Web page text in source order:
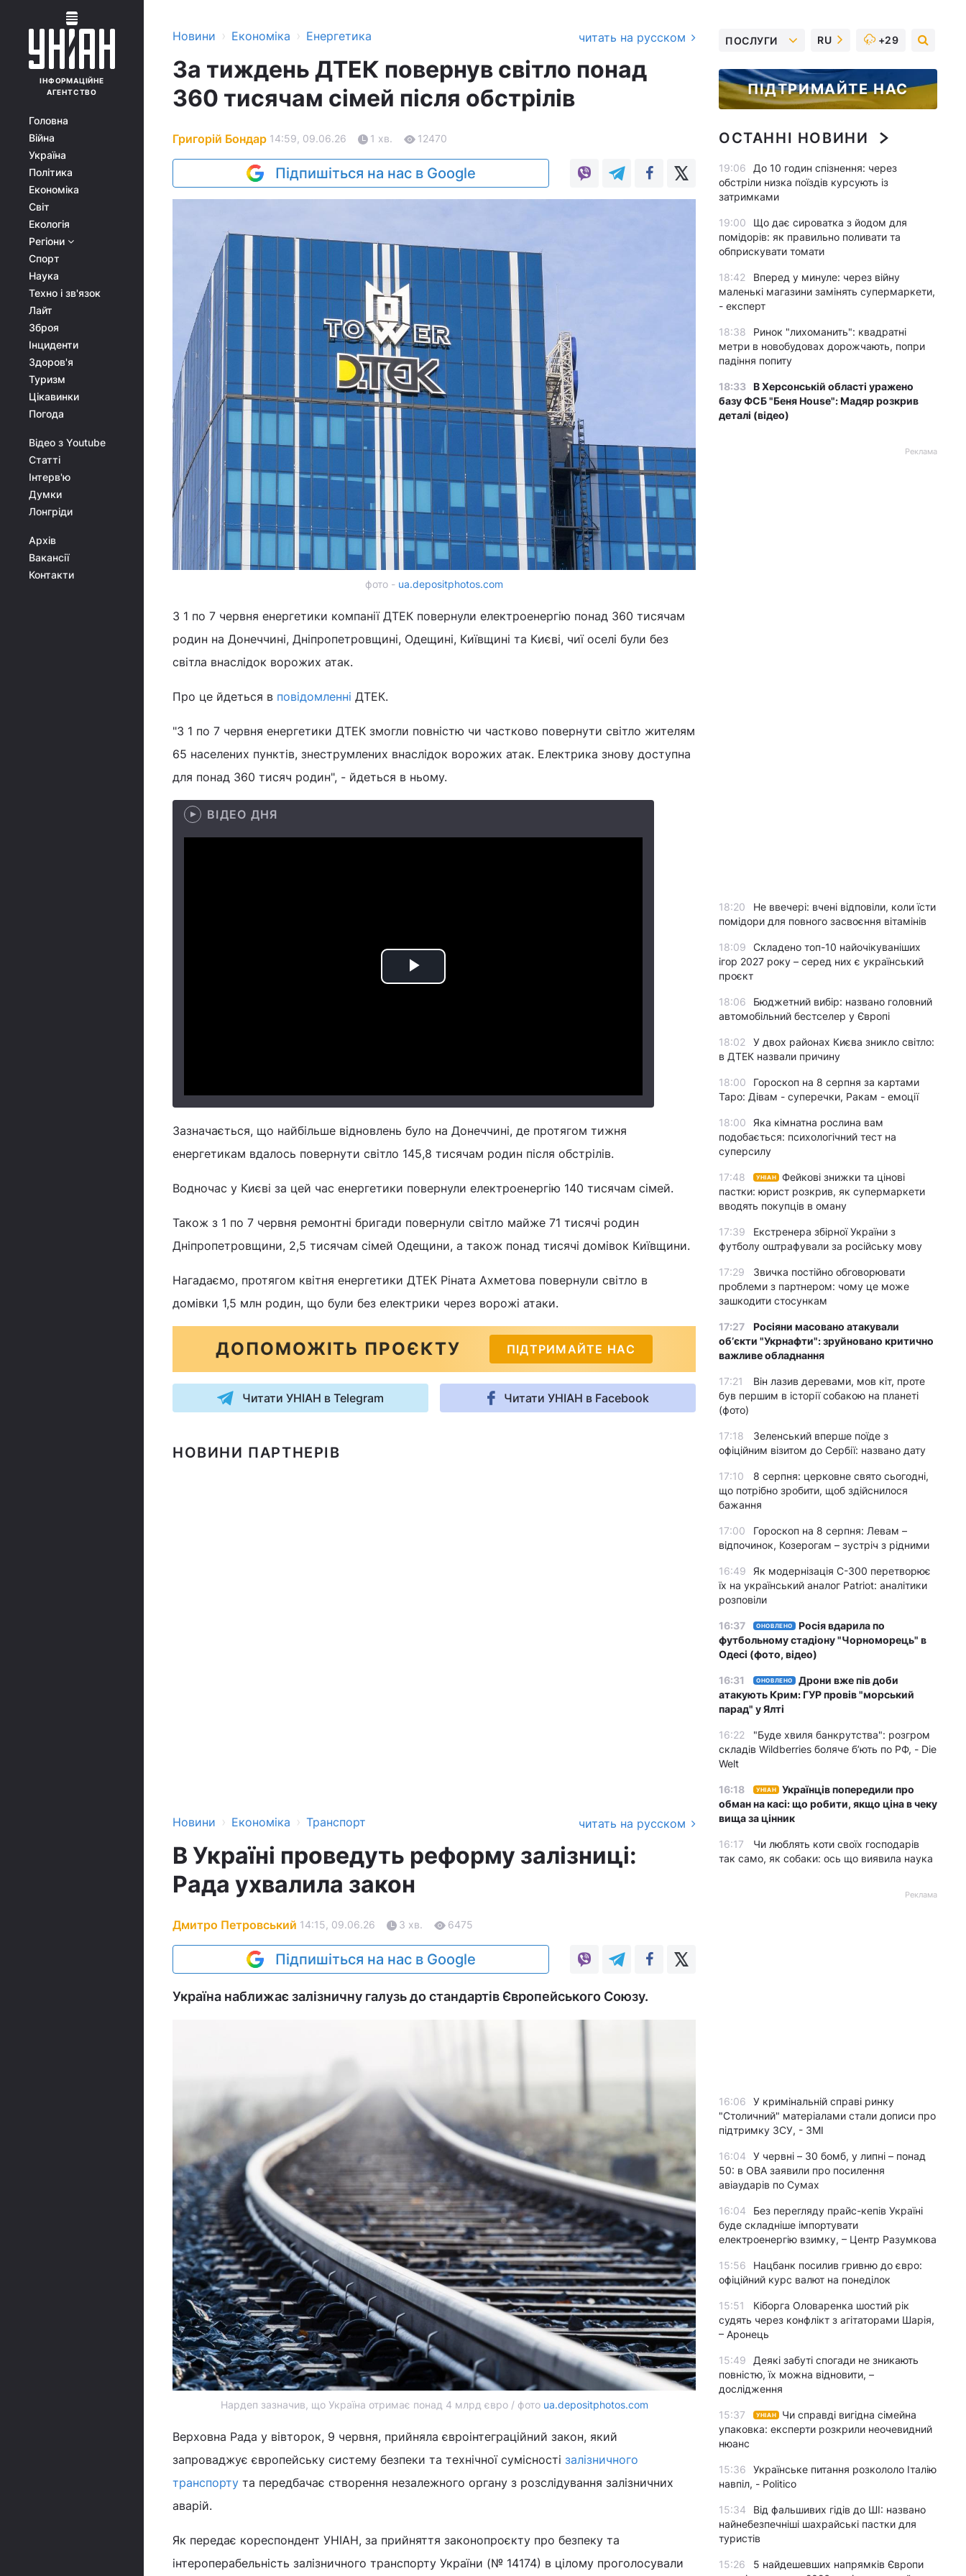
ІНФОРМАЦІЙНЕ
АГЕНТСТВО
Головна
Війна
Україна
Політика
Економіка
Світ
Екологія
Регіони
Спорт
Наука
Техно і зв'язок
Лайт
Зброя
Інциденти
Здоров'я
Туризм
Цікавинки
Погода
Відео з Youtube
Статті
Інтерв'ю
Думки
Лонгріди
Архів
Вакансії
Контакти
Новини › Економіка › Енергетика читать на русском
За тиждень ДТЕК повернув світло понад
360 тисячам сімей після обстрілів
Григорій Бондар 14:59, 09.06.26 1 хв. 12470
Підпишіться на нас в Google
фото - ua.depositphotos.com
З 1 по 7 червня енергетики компанії ДТЕК повернули електроенергію понад 360 тисячам
родин на Донеччині, Дніпропетровщині, Одещині, Київщині та Києві, чиї оселі були без
світла внаслідок ворожих атак.
Про це йдеться в повідомленні ДТЕК.
"З 1 по 7 червня енергетики ДТЕК змогли повністю чи частково повернути світло жителям
65 населених пунктів, знеструмлених внаслідок ворожих атак. Електрика знову доступна
для понад 360 тисяч родин", - йдеться в ньому.
ВІДЕО ДНЯ
Play
Зазначається, що найбільше відновлень було на Донеччині, де протягом тижня
енергетикам вдалось повернути світло 145,8 тисячам родин після обстрілів.
Водночас у Києві за цей час енергетики повернули електроенергію 140 тисячам сімей.
Також з 1 по 7 червня ремонтні бригади повернули світло майже 71 тисячі родин
Дніпропетровщини, 2,5 тисячам сімей Одещини, а також понад тисячі домівок Київщини.
Нагадаємо, протягом квітня енергетики ДТЕК Ріната Ахметова повернули світло в
домівки 1,5 млн родин, що були без електрики через ворожі атаки.
ДОПОМОЖІТЬ ПРОЄКТУ ПІДТРИМАЙТЕ НАС
Читати УНІАН в Telegram Читати УНІАН в Facebook
НОВИНИ ПАРТНЕРІВ
Новини › Економіка › Транспорт читать на русском
В Україні проведуть реформу залізниці:
Рада ухвалила закон
Дмитро Петровський 14:15, 09.06.26 3 хв. 6475
Підпишіться на нас в Google
Україна наближає залізничну галузь до стандартів Європейського Союзу.
Нардеп зазначив, що Україна отримає понад 4 млрд євро / фото ua.depositphotos.com
Верховна Рада у вівторок, 9 червня, прийняла євроінтеграційний закон, який
запроваджує європейську систему безпеки та технічної сумісності залізничного
транспорту та передбачає створення незалежного органу з розслідування залізничних
аварій.
Як передає кореспондент УНІАН, за прийняття законопроєкту про безпеку та
інтероперабельність залізничного транспорту України (№ 14174) в цілому проголосували
ПОСЛУГИ RU +29
ПІДТРИМАЙТЕ НАС
ОСТАННІ НОВИНИ
19:06
До 10 годин спізнення: через
обстріли низка поїздів курсують із
затримками
19:00
Що дає сироватка з йодом для
помідорів: як правильно поливати та
обприскувати томати
18:42
Вперед у минуле: через війну
маленькі магазини замінять супермаркети,
- експерт
18:38
Ринок "лихоманить": квадратні
метри в новобудовах дорожчають, попри
падіння попиту
18:33 В Херсонській області уражено
базу ФСБ "Беня House": Мадяр розкрив
деталі (відео)
Реклама
18:20
Не ввечері: вчені відповіли, коли їсти
помідори для повного засвоєння вітамінів
18:09
Складено топ-10 найочікуваніших
ігор 2027 року – серед них є український
проєкт
18:06
Бюджетний вибір: названо головний
автомобільний бестселер у Європі
18:02
У двох районах Києва зникло світло:
в ДТЕК назвали причину
18:00
Гороскоп на 8 серпня за картами
Таро: Дівам - суперечки, Ракам - емоції
18:00
Яка кімнатна рослина вам
подобається: психологічний тест на
суперсилу
17:48 УНІАН
Фейкові знижки та цінові
пастки: юрист розкрив, як супермаркети
вводять покупців в оману
17:39
Екстренера збірної України з
футболу оштрафували за російську мову
17:29
Звичка постійно обговорювати
проблеми з партнером: чому це може
зашкодити стосункам
17:27
Росіяни масовано атакували
обʼєкти "Укрнафти": зруйновано критично
важливе обладнання
17:21
Він лазив деревами, мов кіт, проте
був першим в історії собакою на планеті
(фото)
17:18
Зеленський вперше поїде з
офіційним візитом до Сербії: названо дату
17:10
8 серпня: церковне свято сьогодні,
що потрібно зробити, щоб здійснилося
бажання
17:00
Гороскоп на 8 серпня: Левам –
відпочинок, Козерогам – зустріч з рідними
16:49
Як модернізація С-300 перетворює
їх на український аналог Patriot: аналітики
розповіли
16:37 ОНОВЛЕНО
Росія вдарила по
футбольному стадіону "Чорноморець" в
Одесі (фото, відео)
16:31 ОНОВЛЕНО
Дрони вже пів доби
атакують Крим: ГУР провів "морський
парад" у Ялті
16:22
"Буде хвиля банкрутства": розгром
складів Wildberries боляче бʼють по РФ, - Die
Welt
16:18 УНІАН
Українців попередили про
обман на касі: що робити, якщо ціна в чеку
вища за цінник
16:17
Чи люблять коти своїх господарів
так само, як собаки: ось що виявила наука
Реклама
16:06
У кримінальній справі ринку
"Столичний" матеріалами стали дописи про
підтримку ЗСУ, - ЗМІ
16:04
У червні – 30 бомб, у липні – понад
50: в ОВА заявили про посилення
авіаударів по Сумах
16:04
Без перегляду прайс-кепів Україні
буде складніше імпортувати
електроенергію взимку, – Центр Разумкова
15:56
Нацбанк посилив гривню до євро:
офіційний курс валют на понеділок
15:51
Кіборга Оловаренка шостий рік
судять через конфлікт з агітаторами Шарія,
– Аронець
15:49
Деякі забуті спогади не зникають
повністю, їх можна відновити, –
дослідження
15:37 УНІАН
Чи справді вигідна сімейна
упаковка: експерти розкрили неочевидний
нюанс
15:36
Українське питання розкололо Італію
навпіл, - Politico
15:34
Від фальшивих гідів до ШІ: названо
найнебезпечніші шахрайські пастки для
туристів
15:26
5 найдешевших напрямків Європи